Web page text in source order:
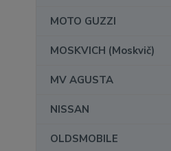
MOTO GUZZI
MOSKVICH (Moskvič)
MV AGUSTA
NISSAN
OLDSMOBILE